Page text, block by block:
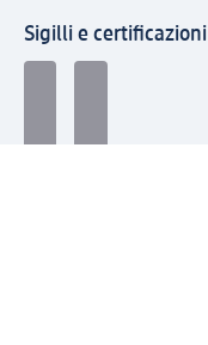
Sigilli e certificazioni